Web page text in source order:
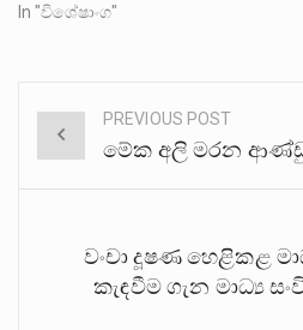
In "විශේෂාංග"
Post
navigation
PREVIOUS POST
මේක අලි මරන
වංචා දූෂණ හෙළිකළ
කැඳවීම ගැන මාධ්‍ය